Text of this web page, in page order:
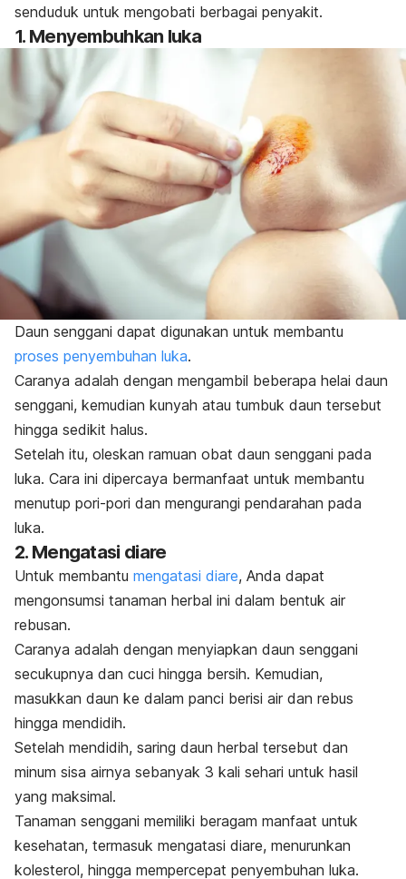
senduduk untuk mengobati berbagai penyakit.
1. Menyembuhkan luka
Daun senggani dapat digunakan untuk membantu
proses penyembuhan luka.
Caranya adalah dengan mengambil beberapa helai daun
senggani, kemudian kunyah atau tumbuk daun tersebut
hingga sedikit halus.
Setelah itu, oleskan ramuan obat daun senggani pada
luka. Cara ini dipercaya bermanfaat untuk membantu
menutup pori-pori dan mengurangi pendarahan pada
luka.
2. Mengatasi diare
Untuk membantu mengatasi diare, Anda dapat
mengonsumsi tanaman herbal ini dalam bentuk air
rebusan.
Caranya adalah dengan menyiapkan daun senggani
secukupnya dan cuci hingga bersih. Kemudian,
masukkan daun ke dalam panci berisi air dan rebus
hingga mendidih.
Setelah mendidih, saring daun herbal tersebut dan
minum sisa airnya sebanyak 3 kali sehari untuk hasil
yang maksimal.
Tanaman senggani memiliki beragam manfaat untuk
kesehatan, termasuk mengatasi diare, menurunkan
kolesterol, hingga mempercepat penyembuhan luka.